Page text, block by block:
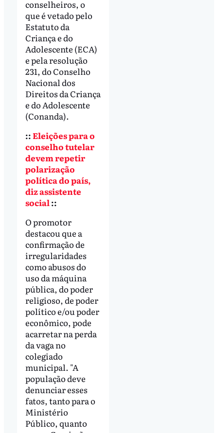
conselheiros, o
que é vetado pelo
Estatuto da
Criança e do
Adolescente (ECA)
e pela resolução
231, do Conselho
Nacional dos
Direitos da Criança
e do Adolescente
(Conanda).
::Eleições para o
conselho tutelar
devem repetir
polarização
política do país,
diz assistente
social::
O promotor
destacou que a
confirmação de
irregularidades
como abusos do
uso da máquina
pública, do poder
religioso, de poder
político e/ou poder
econômico, pode
acarretar na perda
da vaga no
colegiado
municipal. "A
população deve
denunciar esses
fatos, tanto para o
Ministério
Público, quanto